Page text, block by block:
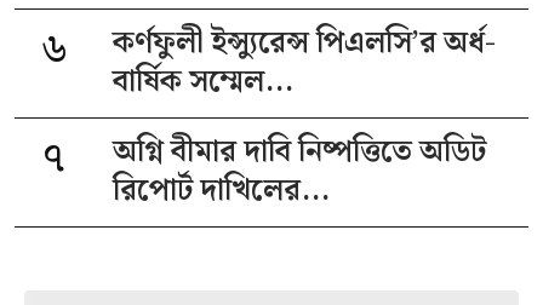
৬
কর্ণফুলী ইন্স্যুরেন্স পিএলসি’র অর্ধ-
বার্ষিক সম্মেল...
৭
অগ্নি বীমার দাবি নিষ্পত্তিতে অডিট
রিপোর্ট দাখিলের...